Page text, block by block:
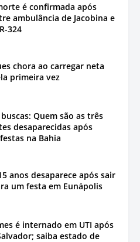
é confirmada após
ambulância de Jacobina e
324
chora ao carregar neta
primeira vez
Quem são as três
desaparecidas após
na Bahia
anos desaparece após sair
um festa em Eunápolis
é internado em UTI após
saiba estado de